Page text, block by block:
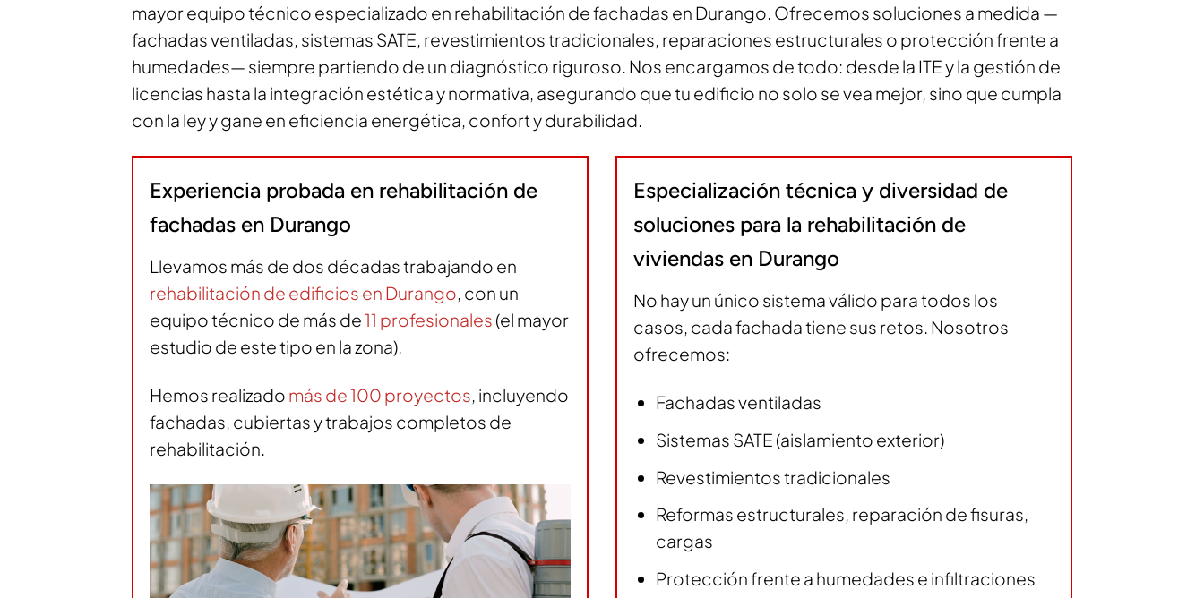
mayor equipo técnico especializado en rehabilitación de fachadas en Durango. Ofrecemos soluciones a medida —
fachadas ventiladas, sistemas SATE, revestimientos tradicionales, reparaciones estructurales o protección frente a
humedades— siempre partiendo de un diagnóstico riguroso. Nos encargamos de todo: desde la ITE y la gestión de
licencias hasta la integración estética y normativa, asegurando que tu edificio no solo se vea mejor, sino que cumpla
con la ley y gane en eficiencia energética, confort y durabilidad.
Experiencia probada en rehabilitación de
fachadas en Durango
Llevamos más de dos décadas trabajando en
rehabilitación de edificios en Durango , con un
equipo técnico de más de11 profesionales (el mayor
estudio de este tipo en la zona).
Hemos realizado más de 100 proyectos, incluyendo
fachadas, cubiertas y trabajos completos de
rehabilitación.
Especialización técnica y diversidad de
soluciones para la rehabilitación de
viviendas en Durango
No hay un único sistema válido para todos los
casos, cada fachada tiene sus retos. Nosotros
ofrecemos:
Fachadas ventiladas
Sistemas SATE (aislamiento exterior)
Revestimientos tradicionales
Reformas estructurales, reparación de fisuras,
cargas
Protección frente a humedades e infiltraciones